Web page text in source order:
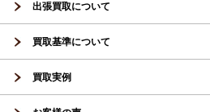
出張買取について
買取基準について
買取実例